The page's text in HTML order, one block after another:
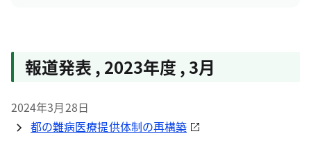
報道発表 , 2023年度 ,3月
2024年3月28日
都の難病医療提供体制の再構築